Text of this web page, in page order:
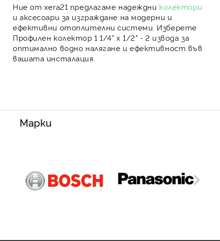
Ние от xera21 предлагаме надеждни колектори
и аксесоари за изграждане на модерни и
ефективни отоплителни системи . Изберете
Профилен колектор 1 1/4" х 1/2" - 2 извода за
оптимално водно налягане и ефективност във
вашата инсталация.
Марки